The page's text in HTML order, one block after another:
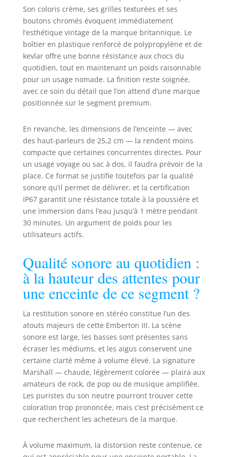
et encore
L’Emberton III de
Marshall incarne
l’esprit de la route,
avec une
robustesse qui se
moque de la
poussière et de la
pluie La musique
est une priorité,
pas un long fleuve
tranquille. C’est
pourquoi
l’Emberton III est
dotée d’un
microphone
intégré pour
parler librement et
être bien entendu
Son coloris crème, ses grilles texturées et ses
boutons chromés évoquent immédiatement
l’esthétique vintage de la marque britannique. Le
boîtier en plastique renforcé de polypropylène et de
kevlar offre une bonne résistance aux chocs du
quotidien, tout en maintenant un poids raisonnable
pour un usage nomade. La finition reste soignée,
avec ce soin du détail que l’on attend d’une marque
positionnée sur le segment premium.
En revanche, les dimensions de l’enceinte — avec
des haut-parleurs de 25,2 cm — la rendent moins
compacte que certaines concurrentes directes. Pour
un usage voyage ou sac à dos, il faudra prévoir de la
place. Ce format se justifie toutefois par la qualité
sonore qu’il permet de délivrer, et la certification
IP67 garantit une résistance totale à la poussière et
une immersion dans l’eau jusqu’à 1 mètre pendant
30 minutes. Un argument de poids pour les
utilisateurs actifs.
Qualité sonore au quotidien :
à la hauteur des attentes pour
une enceinte de ce segment ?
La restitution sonore en stéréo constitue l’un des
atouts majeurs de cette Emberton III. La scène
sonore est large, les basses sont présentes sans
écraser les médiums, et les aigus conservent une
certaine clarté même à volume élevé. La signature
Marshall — chaude, légèrement colorée — plaira aux
amateurs de rock, de pop ou de musique amplifiée.
Les puristes du son neutre pourront trouver cette
coloration trop prononcée, mais c’est précisément ce
que recherchent les acheteurs de la marque.
À volume maximum, la distorsion reste contenue, ce